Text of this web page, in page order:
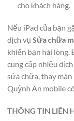
cho khách hàng.
Nếu iPad của bạn
dịch vụ Sửa chữa
khiến bạn hài lòng.
cung cấp nhiều
sửa chữa, thay
Quỳnh An mobile
THÔNG TIN LIÊN